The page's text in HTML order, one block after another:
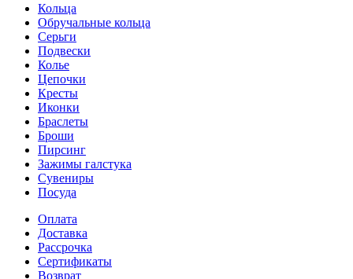
Кольца
Обручальные кольца
Серьги
Подвески
Колье
Цепочки
Кресты
Иконки
Браслеты
Броши
Пирсинг
Зажимы галстука
Сувениры
Посуда
Оплата
Доставка
Рассрочка
Сертификаты
Возврат